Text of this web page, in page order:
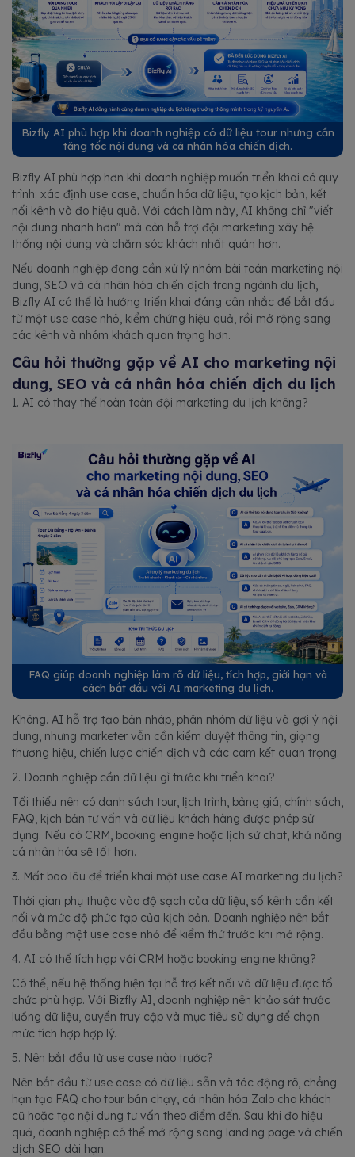
Bizfly AI phù hợp khi doanh nghiệp có dữ liệu tour nhưng cần
tăng tốc nội dung và cá nhân hóa chiến dịch.
Bizfly AI phù hợp hơn khi doanh nghiệp muốn triển khai có quy
trình: xác định use case, chuẩn hóa dữ liệu, tạo kịch bản, kết
nối kênh và đo hiệu quả. Với cách làm này, AI không chỉ "viết
nội dung nhanh hơn" mà còn hỗ trợ đội marketing xây hệ
thống nội dung và chăm sóc khách nhất quán hơn.
Nếu doanh nghiệp đang cần xử lý nhóm bài toán marketing nội
dung, SEO và cá nhân hóa chiến dịch trong ngành du lịch,
Bizfly AI có thể là hướng triển khai đáng cân nhắc để bắt đầu
từ một use case nhỏ, kiểm chứng hiệu quả, rồi mở rộng sang
các kênh và nhóm khách quan trọng hơn.
Câu hỏi thường gặp về AI cho marketing nội
dung, SEO và cá nhân hóa chiến dịch du lịch
1. AI có thay thế hoàn toàn đội marketing du lịch không?
FAQ giúp doanh nghiệp làm rõ dữ liệu, tích hợp, giới hạn và
cách bắt đầu với AI marketing du lịch.
Không. AI hỗ trợ tạo bản nháp, phân nhóm dữ liệu và gợi ý nội
dung, nhưng marketer vẫn cần kiểm duyệt thông tin, giọng
thương hiệu, chiến lược chiến dịch và các cam kết quan trọng.
2. Doanh nghiệp cần dữ liệu gì trước khi triển khai?
Tối thiểu nên có danh sách tour, lịch trình, bảng giá, chính sách,
FAQ, kịch bản tư vấn và dữ liệu khách hàng được phép sử
dụng. Nếu có CRM, booking engine hoặc lịch sử chat, khả năng
cá nhân hóa sẽ tốt hơn.
3. Mất bao lâu để triển khai một use case AI marketing du lịch?
Thời gian phụ thuộc vào độ sạch của dữ liệu, số kênh cần kết
nối và mức độ phức tạp của kịch bản. Doanh nghiệp nên bắt
đầu bằng một use case nhỏ để kiểm thử trước khi mở rộng.
4. AI có thể tích hợp với CRM hoặc booking engine không?
Có thể, nếu hệ thống hiện tại hỗ trợ kết nối và dữ liệu được tổ
chức phù hợp. Với Bizfly AI, doanh nghiệp nên khảo sát trước
luồng dữ liệu, quyền truy cập và mục tiêu sử dụng để chọn
mức tích hợp hợp lý.
5. Nên bắt đầu từ use case nào trước?
Nên bắt đầu từ use case có dữ liệu sẵn và tác động rõ, chẳng
hạn tạo FAQ cho tour bán chạy, cá nhân hóa Zalo cho khách
cũ hoặc tạo nội dung tư vấn theo điểm đến. Sau khi đo hiệu
quả, doanh nghiệp có thể mở rộng sang landing page và chiến
dịch SEO dài hạn.